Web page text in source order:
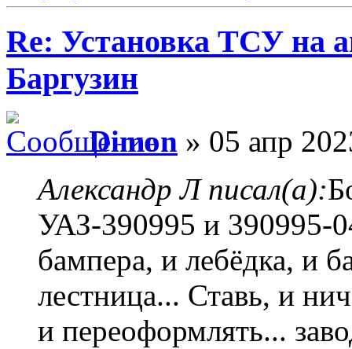
Re: Установка ТСУ на
Баргузин
Dimon » 05 апр
Александр Л писал(а):
УАЗ-390995 и 390995-
бампера, и лебёдка, и
лестница... Ставь, и
и переоформлять...